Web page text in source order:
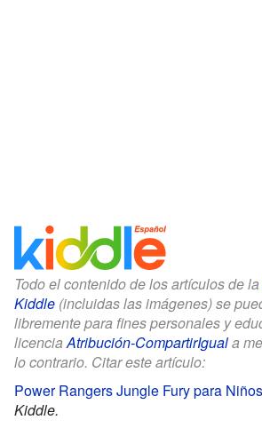
Todo el contenido de los artículos de la
Kiddle (incluidas las imágenes) se
libremente para fines personales y
licenciaAtribución-CompartirIguala
lo contrario. Citar este artículo:
Power Rangers Jungle Fury para Niños
Kiddle.